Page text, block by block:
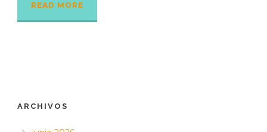
READ MORE
ARCHIVOS